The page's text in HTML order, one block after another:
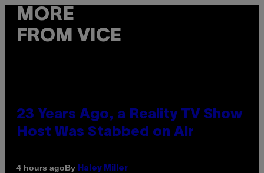
MORE
FROM VICE
23 Years Ago, a Reality TV Show
Host Was Stabbed on Air
4 hours agoBy Haley Miller